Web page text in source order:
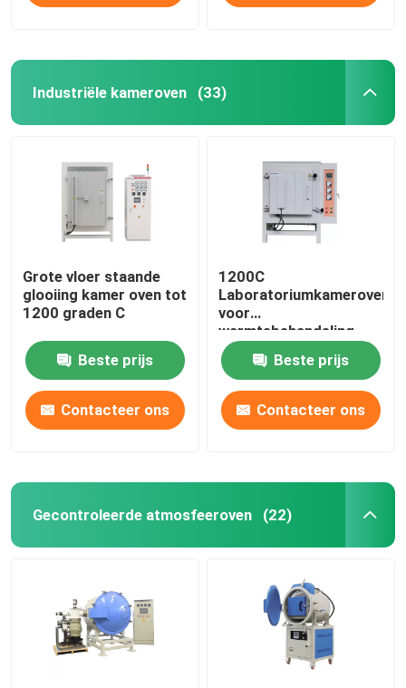
Industriële kameroven (33)
Grote vloer staande
glooiing kamer oven tot
1200 graden C
Beste prijs
Contacteer ons
1200C
Laboratoriumkameroven
voor
warmtebehandeling
W600xD400xH400mm
Beste prijs
Contacteer ons
Gecontroleerde atmosfeeroven (22)